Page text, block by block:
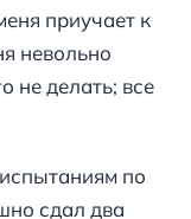
приучает к
невольно
не делать; все
по
сдал два